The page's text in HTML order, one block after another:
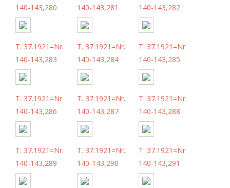
140-143,280
140-143,281
140-143,282
T. 37.1921=Nr.
140-143,283
T. 37.1921=Nr.
140-143,284
T. 37.1921=Nr.
140-143,285
T. 37.1921=Nr.
140-143,286
T. 37.1921=Nr.
140-143,287
T. 37.1921=Nr.
140-143,288
T. 37.1921=Nr.
140-143,289
T. 37.1921=Nr.
140-143,290
T. 37.1921=Nr.
140-143,291